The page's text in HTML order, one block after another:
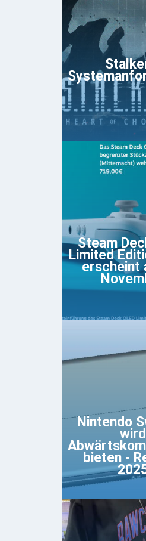
Steam
Limited
erscheint
Nintendo
wird
bieten -